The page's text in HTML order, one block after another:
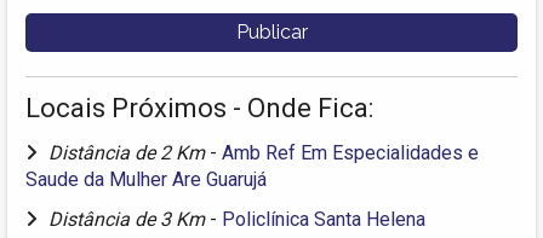
Locais Próximos - Onde Fica:
Distância de 2 Km - Amb Ref Em Especialidades e
Saude da Mulher Are Guarujá
Distância de 3 Km - Policlínica Santa Helena